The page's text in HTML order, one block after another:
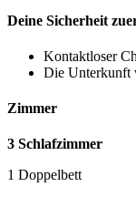
Deine Sicherheit
Kontaktloser
Die Unterkunft
Zimmer
3 Schlafzimmer
1 Doppelbett